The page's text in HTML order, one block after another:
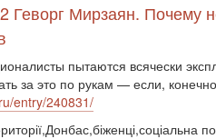
Геворг Мирзаян. Почему
пытаются всячески
за это по рукам — если,
entry/240831/